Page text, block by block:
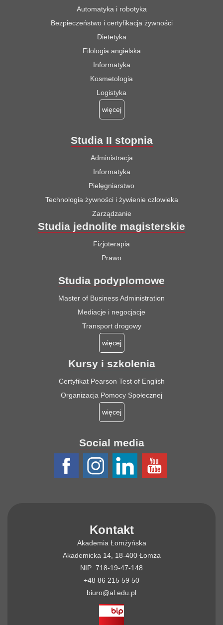
Automatyka i robotyka
Bezpieczeństwo i certyfikacja żywności
Dietetyka
Filologia angielska
Informatyka
Kosmetologia
Logistyka
więcej
Studia II stopnia
Administracja
Informatyka
Pielęgniarstwo
Technologia żywności i żywienie człowieka
Zarządzanie
Studia jednolite magisterskie
Fizjoterapia
Prawo
Studia podyplomowe
Master of Business Administration
Mediacje i negocjacje
Transport drogowy
więcej
Kursy i szkolenia
Certyfikat Pearson Test of English
Organizacja Pomocy Społecznej
więcej
Social media
Kontakt
Akademia Łomżyńska
Akademicka 14, 18-400 Łomża
NIP: 718-19-47-148
+48 86 215 59 50
biuro@al.edu.pl